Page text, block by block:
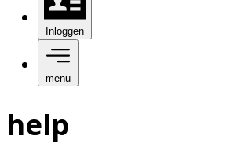
Inloggen
menu
help